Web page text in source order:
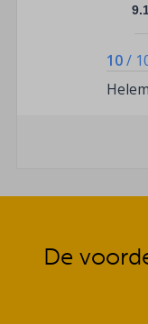
10/
De